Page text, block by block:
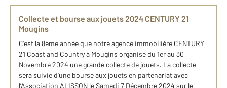
Collecte et bourse aux jouets 2024 CENTURY 21
Mougins
C’est la 8ème année que notre agence immobilière CENTURY
21 Coast and Country à Mougins organise du 1er au 30
Novembre 2024 une grande collecte de jouets. La collecte
sera suivie d’une bourse aux jouets en partenariat avec
l’Association ALISSON le Samedi 7 Décembre 2024 sur le